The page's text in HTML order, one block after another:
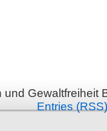
und Gewaltfreiheit
Entries (RSS)